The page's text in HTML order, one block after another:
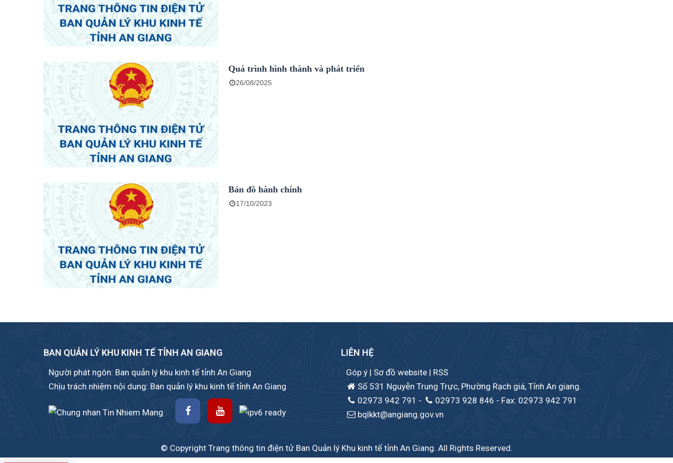
Quá trình hình thành và phát triển
26/08/2025
Bản đồ hành chính
17/10/2023
BAN QUẢN LÝ KHU KINH TẾ TỈNH AN GIANG
Người phát ngôn: Ban quản lý khu kinh tế tỉnh An Giang
Chịu trách nhiệm nội dung: Ban quản lý khu kinh tế tỉnh An Giang
LIÊN HỆ
Góp ý | Sơ đồ website | RSS
Số 531 Nguyễn Trung Trực, Phường Rạch giá, Tỉnh An giang.
02973 942 791 - 02973 928 846 - Fax: 02973 942 791
bqlkkt@angiang.gov.vn
© Copyright Trang thông tin điện tử Ban Quản lý Khu kinh tế tỉnh An Giang. All Rights Reserved.